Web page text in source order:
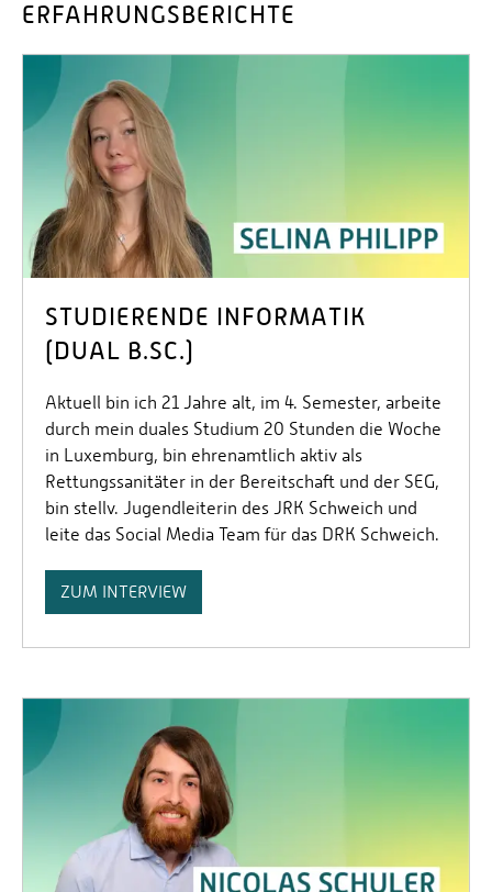
ERFAHRUNGSBERICHTE
STUDIERENDE INFORMATIK
(DUAL B.SC.)
Aktuell bin ich 21 Jahre alt, im 4. Semester, arbeite
durch mein duales Studium 20 Stunden die Woche
in Luxemburg, bin ehrenamtlich aktiv als
Rettungssanitäter in der Bereitschaft und der SEG,
bin stellv. Jugendleiterin des JRK Schweich und
leite das Social Media Team für das DRK Schweich.
ZUM INTERVIEW